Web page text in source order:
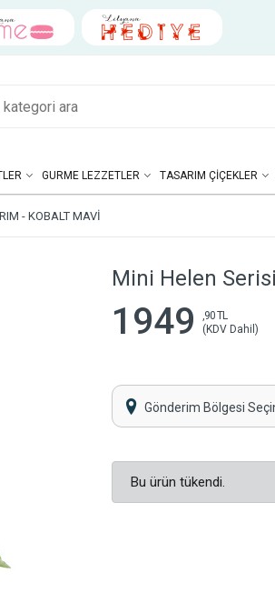
GURME LEZZETLER TASARIM ÇIÇEKLER
- KOBALT MAVI
Mini Helen
1949
,90 TL
(KDV Dahil)
Gönderim Bölgesi
Bu ürün tükendi.